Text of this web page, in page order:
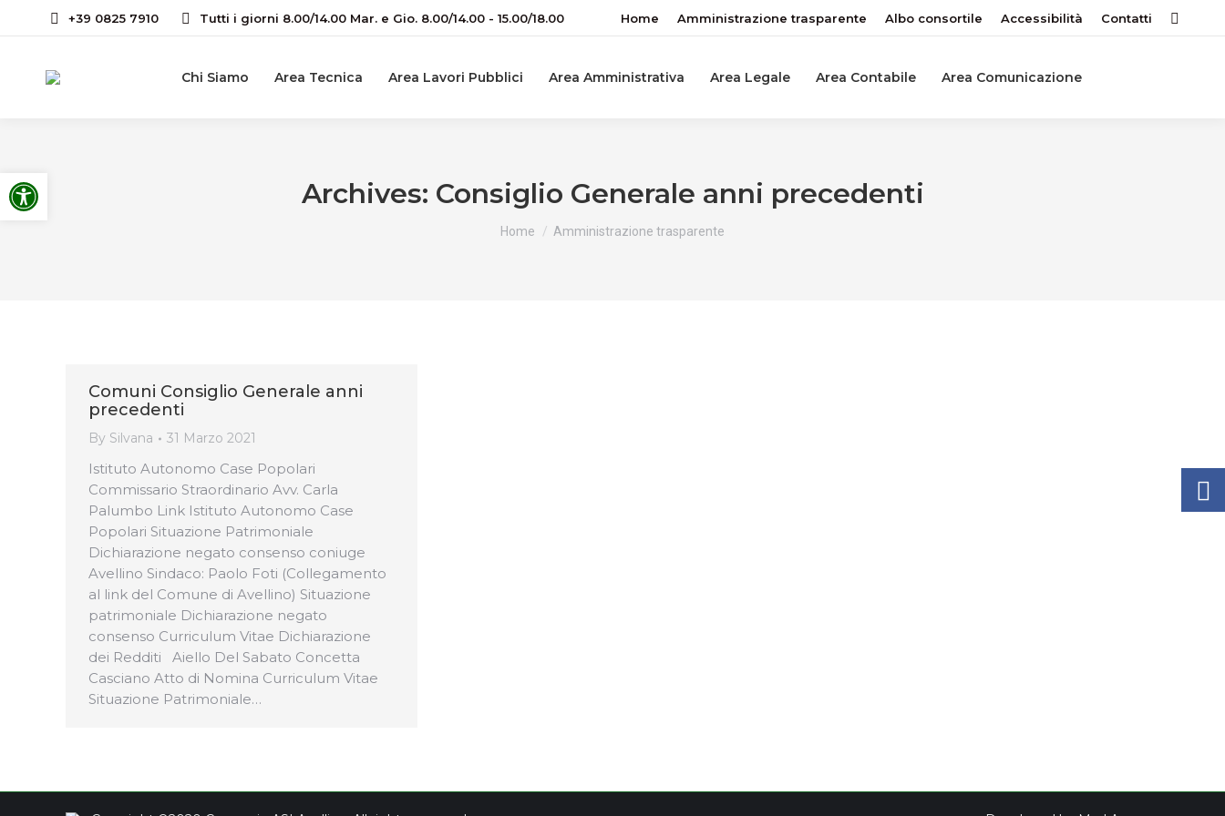
Apri la barra degli strumenti
+39 0825 7910 Tutti i giorni 8.00/14.00 Mar. e Gio. 8.00/14.00 - 15.00/18.00 Home Amministrazione trasparente Albo consortile Accessibilità Contatti Search:
Chi Siamo Area Tecnica Area Lavori Pubblici Area Amministrativa Area Legale Area Contabile Area Comunicazione
Archives: Consiglio Generale anni precedenti
You are here:
Home Amministrazione trasparente
Comuni Consiglio Generale anni
precedenti
By Silvana 31 Marzo 2021
Istituto Autonomo Case Popolari
Commissario Straordinario Avv. Carla
Palumbo Link Istituto Autonomo Case
Popolari Situazione Patrimoniale
Dichiarazione negato consenso coniuge
Avellino Sindaco: Paolo Foti (Collegamento
al link del Comune di Avellino) Situazione
patrimoniale Dichiarazione negato
consenso Curriculum Vitae Dichiarazione
dei Redditi Aiello Del Sabato Concetta
Casciano Atto di Nomina Curriculum Vitae
Situazione Patrimoniale…